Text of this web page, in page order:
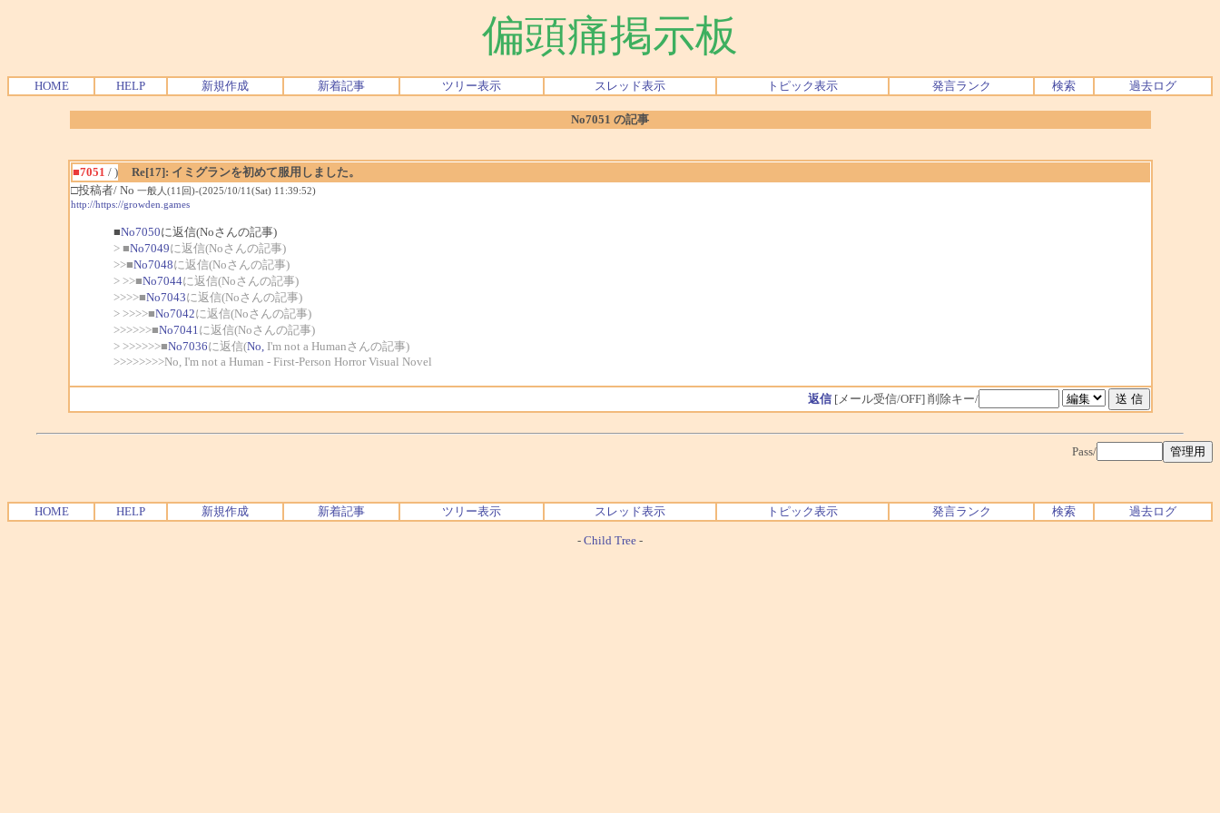
偏頭痛掲示板
HOME HELP 新規作成 新着記事 ツリー表示 スレッド表示 トピック表示 発言ランク 検索 過去ログ
No7051 の記事
■7051 / )
Re[17]: イミグランを初めて服用しました。
□投稿者/ No 一般人(11回)-(2025/10/11(Sat) 11:39:52)
http://https://growden.games
■No7050に返信(Noさんの記事)
> ■No7049に返信(Noさんの記事)
>>■No7048に返信(Noさんの記事)
> >>■No7044に返信(Noさんの記事)
>>>>■No7043に返信(Noさんの記事)
> >>>>■No7042に返信(Noさんの記事)
>>>>>>■No7041 に返信(Noさんの記事)
> >>>>>>■No7036に返信(No, I'm not a Humanさんの記事)
>>>>>>>>No, I'm not a Human - First-Person Horror Visual Novel
返信[メール受信/OFF] 削除キー/
Pass/
HOME HELP 新規作成 新着記事 ツリー表示 スレッド表示 トピック表示 発言ランク 検索 過去ログ
- Child Tree -